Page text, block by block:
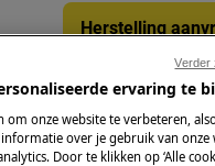
Herstelling
Wisselstukken en
ervaring te
om onze website te verbeteren,
over je gebruik van onze
Door te klikken op ‘Alle
Verder